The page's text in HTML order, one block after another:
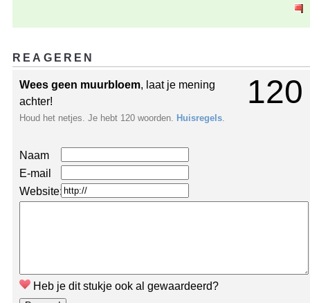
REAGEREN
120
Wees geen muurbloem, laat je mening
achter!
Houd het netjes. Je hebt 120 woorden. Huisregels
Naam
E-mail
Website:
Heb je dit stukje ook al gewaardeerd?